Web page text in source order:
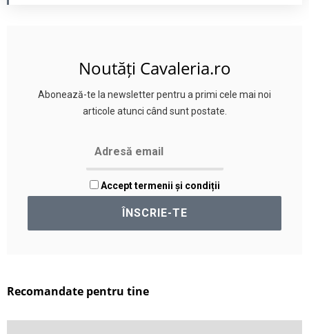
Noutăți Cavaleria.ro
Abonează-te la newsletter pentru a primi cele mai noi
articole atunci când sunt postate.
Accept termenii și condiții
Recomandate pentru tine